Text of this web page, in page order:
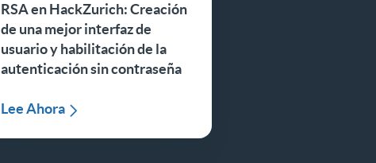
RSA en HackZurich: Creación
de una mejor interfaz de
usuario y habilitación de la
autenticación sin contraseña
Lee Ahora